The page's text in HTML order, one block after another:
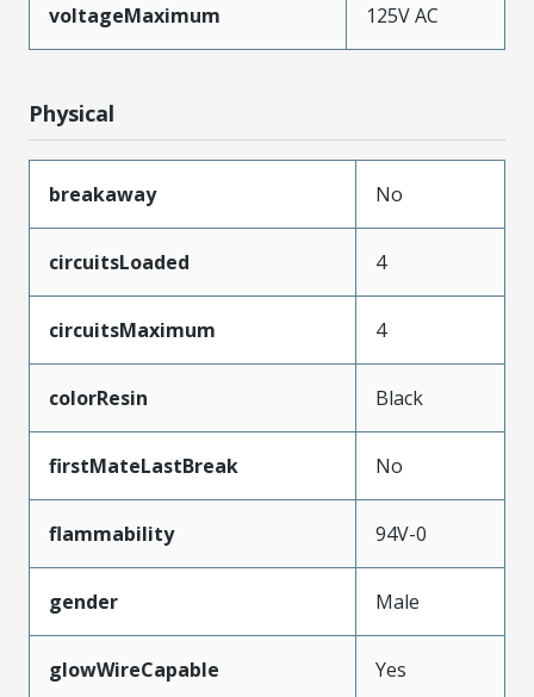
voltageMaximum 125V AC
Physical
breakaway No
circuitsLoaded 4
circuitsMaximum 4
colorResin Black
firstMateLastBreak No
flammability 94V-0
gender Male
glowWireCapable Yes